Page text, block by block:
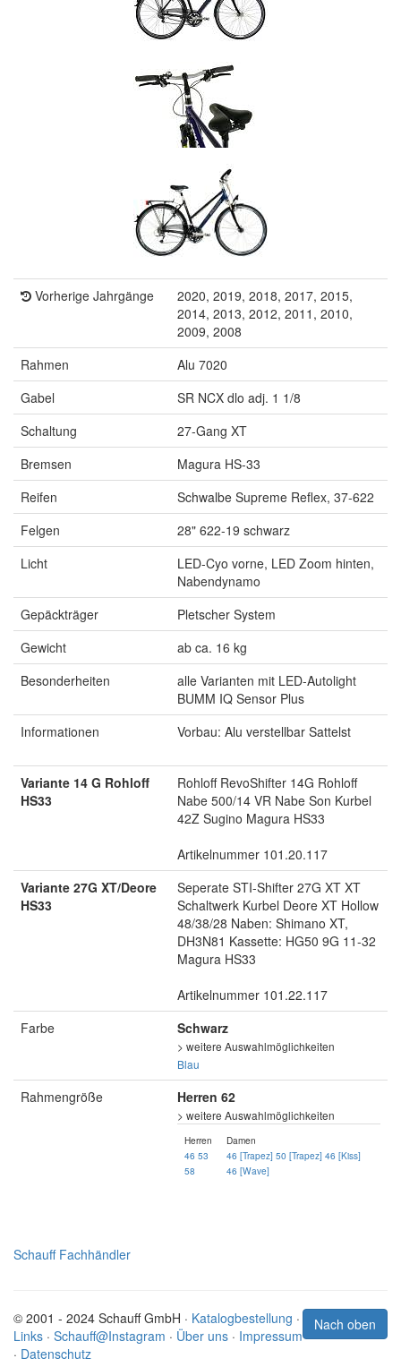
Vorherige Jahrgänge
2020, 2019, 2018, 2017, 2015,
2014, 2013, 2012, 2011, 2010,
2009, 2008
Rahmen
Alu 7020
Gabel
SR NCX dlo adj. 1 1/8
Schaltung
27-Gang XT
Bremsen
Magura HS-33
Reifen
Schwalbe Supreme Reflex, 37-622
Felgen
28" 622-19 schwarz
Licht
LED-Cyo vorne, LED Zoom hinten,
Nabendynamo
Gepäckträger
Pletscher System
Gewicht
ab ca. 16 kg
Besonderheiten
alle Varianten mit LED-Autolight
BUMM IQ Sensor Plus
Informationen
Vorbau: Alu verstellbar Sattelst
Variante 14 G Rohloff
HS33
Rohloff RevoShifter 14G Rohloff
Nabe 500/14 VR Nabe Son Kurbel
42Z Sugino Magura HS33
Artikelnummer 101.20.117
Variante 27G XT/Deore
HS33
Seperate STI-Shifter 27G XT XT
Schaltwerk Kurbel Deore XT Hollow
48/38/28 Naben: Shimano XT,
DH3N81 Kassette: HG50 9G 11-32
Magura HS33
Artikelnummer 101.22.117
Farbe
Schwarz
> weitere Auswahlmöglichkeiten
Blau
Rahmengröße Herren 62
> weitere Auswahlmöglichkeiten
Herren
46 53
58
Damen
46 [Trapez] 50 [Trapez] 46 [Kiss]
46 [Wave]
Schauff Fachhändler
Nach oben
© 2001 - 2024 Schauff GmbH · Katalogbestellung ·
Links · Schauff@Instagram · Über uns · Impressum
· Datenschutz